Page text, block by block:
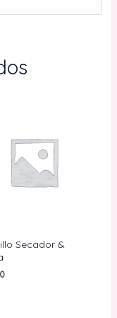
Secador &